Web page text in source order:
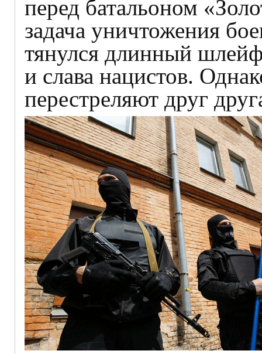
перед батальоном
задача уничтожения
тянулся длинный
и слава нацистов.
перестреляют друг